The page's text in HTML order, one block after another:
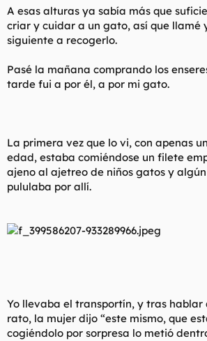
A esas alturas ya sabía más que
criar y cuidar a un gato, así que llamé
siguiente a recogerlo.
Pasé la mañana comprando los
tarde fui a por él, a por mi gato.
La primera vez que lo vi, con apenas
edad, estaba comiéndose un filete
ajeno al ajetreo de niños gatos y
pululaba por allí.
Yo llevaba el transportín, y tras hablar
rato, la mujer dijo “este mismo, que
cogiéndolo por sorpresa lo metió